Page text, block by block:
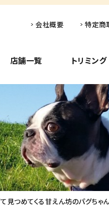
店舗一覧 トリミング
会社概要 特定商
見つめてくる甘えん坊のパグちゃん